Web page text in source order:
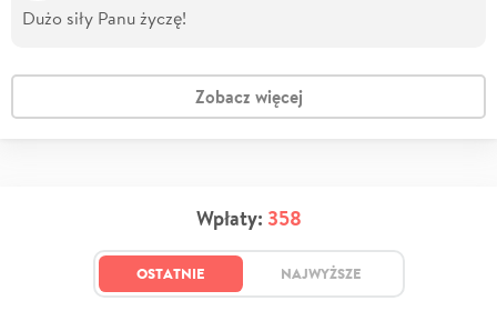
Dużo siły Panu życzę!
Zobacz więcej
Wpłaty: 358
OSTATNIE NAJWYŻSZE